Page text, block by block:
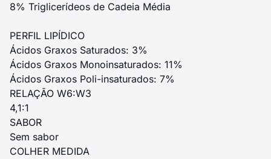
8% Triglicerídeos de Cadeia Média
PERFIL LIPÍDICO
Ácidos Graxos Saturados: 3%
Ácidos Graxos Monoinsaturados: 11%
Ácidos Graxos Poli-insaturados: 7%
RELAÇÃO W6:W3
4,1:1
SABOR
Sem sabor
COLHER MEDIDA